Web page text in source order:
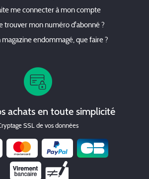
me connecter à mon compte
trouver mon numéro d'abonné ?
magazine endommagé, que faire ?
achats en toute simplicité
SSL de vos données
Chèque